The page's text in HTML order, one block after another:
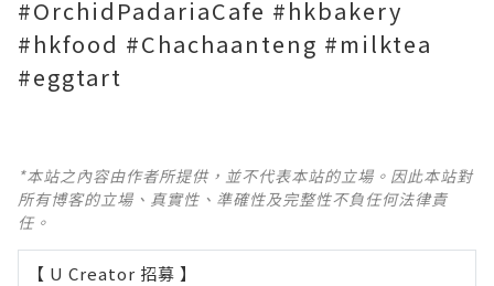
#OrchidPadariaCafe #hkbakery
#hkfood #Chachaanteng #milktea
#eggtart
*本站之內容由作者所提供，並不代表本站的立場。因此本站對
所有博客的立場、真實性、準確性及完整性不負任何法律責
任。
【 U Creator 招募 】